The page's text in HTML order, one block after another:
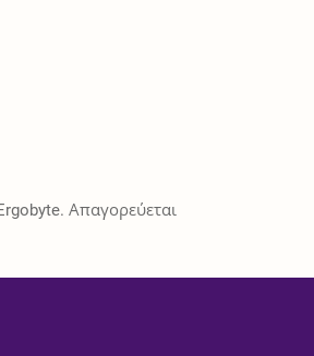
Απαγορεύεται